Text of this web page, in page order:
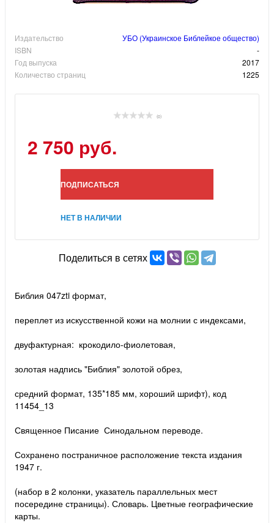
Издательство
УБО (Украинское Библейкое общество)
ISBN
-
Год выпуска
2017
Количество страниц
1225
(0)
2 750 руб.
ПОДПИСАТЬСЯ
НЕТ В НАЛИЧИИ
Поделиться в сетях
Библия 047zti формат,
переплет из искусственной кожи на молнии с индексами,
двуфактурная: крокодило-фиолетовая,
золотая надпись "Библия" золотой обрез,
средний формат, 135*185 мм, хороший шрифт), код
11454_13
Священное Писание Синодальном переводе.
Сохранено постраничное расположение текста издания
1947 г.
(набор в 2 колонки, указатель параллельных мест
посередине страницы). Словарь. Цветные географические
карты.